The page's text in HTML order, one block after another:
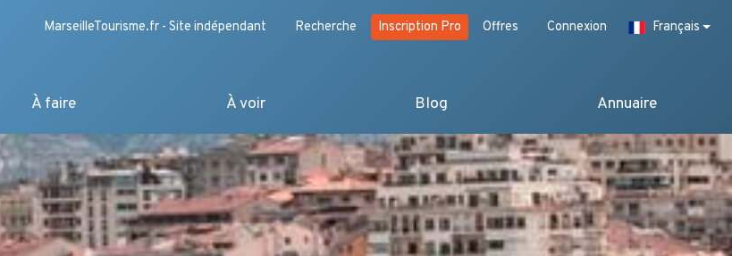
MarseilleTourisme.fr - Site indépendant Recherche Inscription Pro Offres Connexion Français
À faire À voir Blog Annuaire